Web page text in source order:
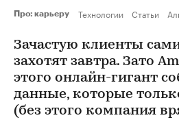
Про: карьеру Технологии Статьи
Зачастую клиенты
захотят завтра. Зато
этого онлайн-гигант
данные, которые
(без этого компания